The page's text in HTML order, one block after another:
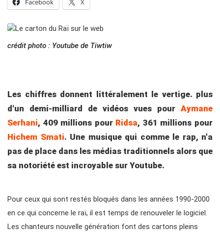
Facebook X
crédit photo : Youtube de Tiwtiw
Les chiffres donnent littéralement le vertige. plus
d'un demi-milliard de vidéos vues pour Aymane
Serhani, 409 millions pour Ridsa, 361 millions pour
Hichem Smati. Une musique qui comme le rap, n'a
pas de place dans les médias traditionnels alors que
sa notoriété est incroyable sur Youtube.
Pour ceux qui sont restés bloqués dans les années 1990-2000
en ce qui concerne le raï, il est temps de renouveler le logiciel.
Les chanteurs nouvelle génération font des cartons pleins